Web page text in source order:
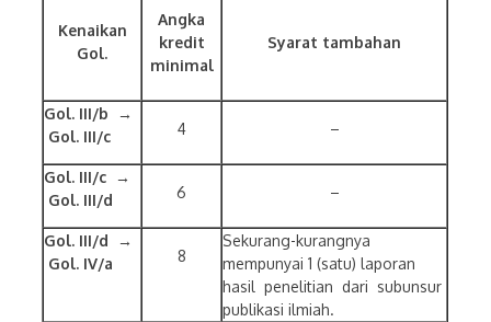
Kenaikan
Gol.
Angka
kredit
minimal
Syarat tambahan
Gol. III/b →
Gol. III/c
4 –
Gol. III/c →
Gol. III/d
6 –
Gol. III/d →
Gol. IV/a
8
Sekurang-kurangnya
mempunyai 1 (satu) laporan
hasil penelitian dari subunsur
publikasi ilmiah.